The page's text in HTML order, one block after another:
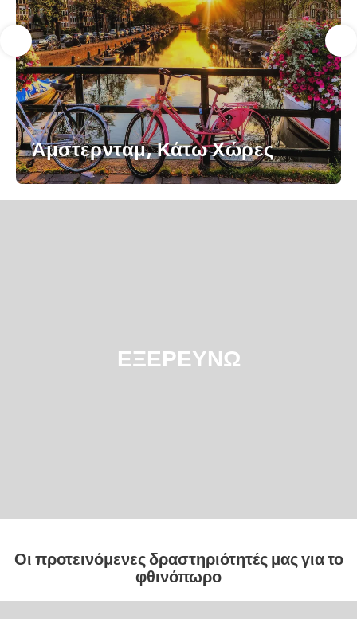
Άμστερνταμ, Κάτω Χώρες
ΕΞΕΡΕΥΝΏ
Οι προτεινόμενες δραστηριότητές μας για το
φθινόπωρο